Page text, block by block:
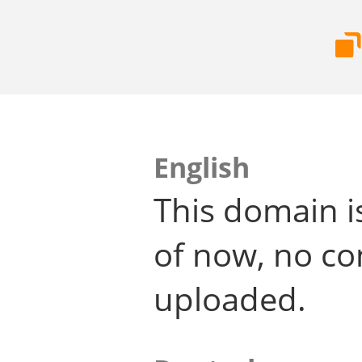
English
This domain
of now, no
uploaded.